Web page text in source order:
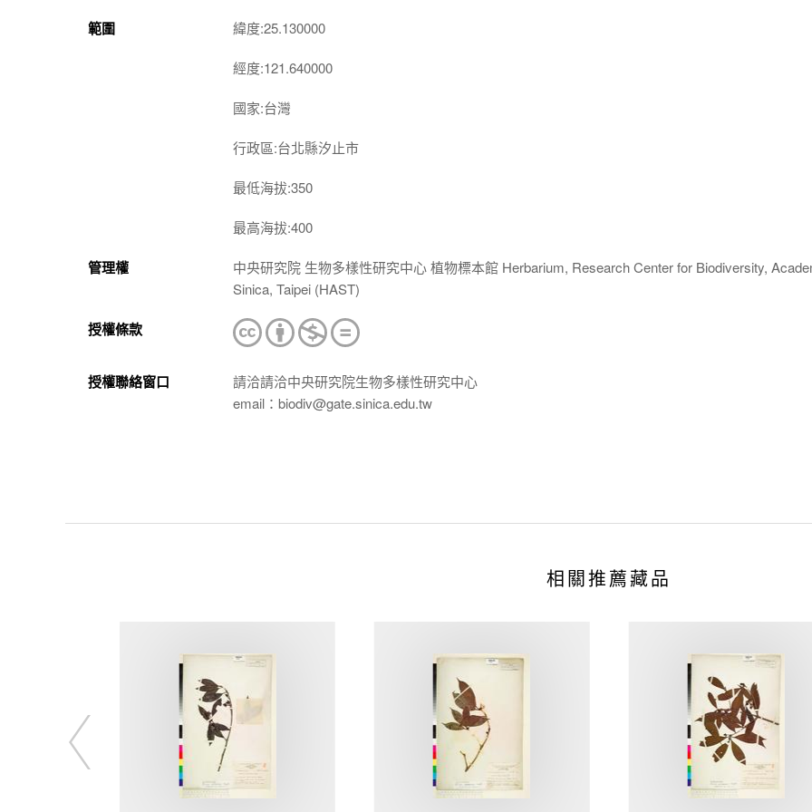
範圍 緯度:25.130000
經度:121.640000
國家:台灣
行政區:台北縣汐止市
最低海拔:350
最高海拔:400
管理權
中央研究院 生物多樣性研究中心 植物標本館 Herbarium, Research Center for Biodiversity,
Sinica, Taipei (HAST)
授權條款
授權聯絡窗口
請洽請洽中央研究院生物多樣性研究中心
email：biodiv@gate.sinica.edu.tw
相關推薦藏品